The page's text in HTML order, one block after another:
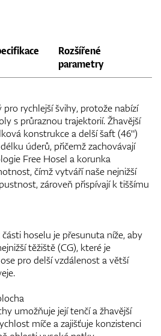
Rozšířené
parametry
rychlejší švihy, protože nabízí
s průraznou trajektorií. Žhavější
konstrukce a delší šaft (46")
úderů, přičemž zachovávají
Free Hosel a korunka
čímž vytváří naše nejnižší
zároveň přispívají k tiššímu
hoselu je přesunuta níže, aby
těžiště (CG), které je
pro delší vzdálenost a větší
umožňuje její tenčí a žhavější
míče a zajišťuje konzistenci